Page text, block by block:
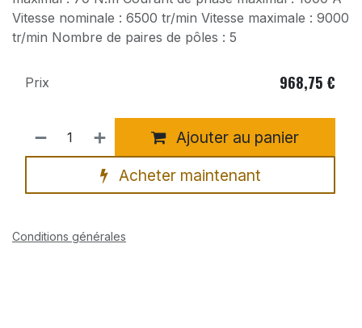
Vitesse nominale : 6500 tr/min Vitesse maximale : 9000
tr/min Nombre de paires de pôles : 5
Ajouter au panier
Acheter maintenant
Prix 968,75 €
Conditions générales